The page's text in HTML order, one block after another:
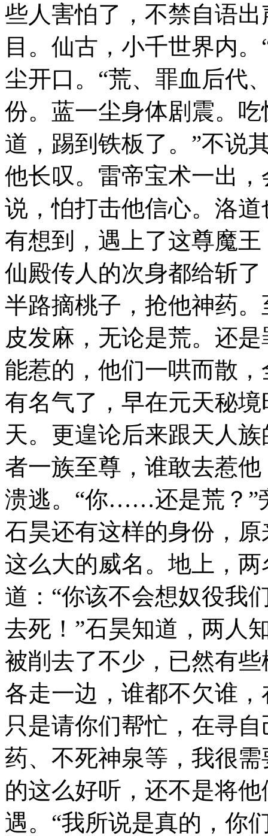
些人害怕了，不禁自语
目。仙古，小千世界内
尘开口。“荒、罪血后代
份。蓝一尘身体剧震。
道，踢到铁板了。”不说
他长叹。雷帝宝术一出
说，怕打击他信心。洛
有想到，遇上了这尊魔
仙殿传人的次身都给斩
半路摘桃子，抢他神药
皮发麻，无论是荒。还
能惹的，他们一哄而散
有名气了，早在元天秘
天。更遑论后来跟天人
者一族至尊，谁敢去惹
溃逃。“你……还是荒？”
石昊还有这样的身份，
这么大的威名。地上，
道：“你该不会想奴役我
去死！”石昊知道，两人
被削去了不少，已然有
各走一边，谁都不欠谁
只是请你们帮忙，在寻
药、不死神泉等，我很
的这么好听，还不是将
遇。“我所说是真的，你